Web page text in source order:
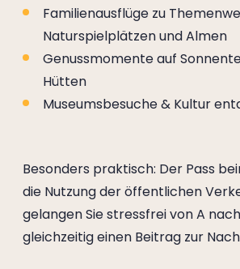
Familienausflüge zu
Naturspielplätzen und Almen
Genussmomente auf
Hütten
Museumsbesuche & Kultur
Besonders praktisch: Der Pass
die Nutzung der öffentlichen
gelangen Sie stressfrei von A
gleichzeitig einen Beitrag zur